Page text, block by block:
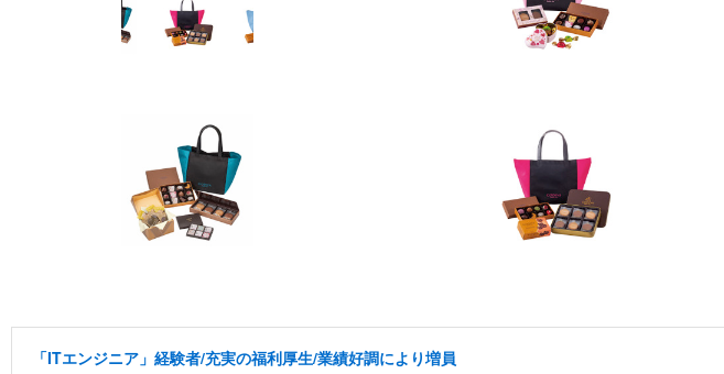
「ITエンジニア」経験者/充実の福利厚生/業績好調により増員